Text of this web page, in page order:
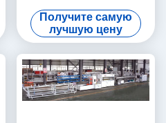
производственная линия
декоративного потолка ВПК
Получите самую
лучшую цену